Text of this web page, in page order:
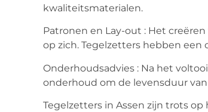
kwaliteitsmaterialen.
Patronen en Lay-out : Het
op zich. Tegelzetters hebben een
Onderhoudsadvies : Na het
onderhoud om de levensduur
Tegelzetters in Assen zijn trots